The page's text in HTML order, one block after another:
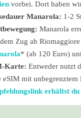
vorbei. Dort haben
Manarola: 1-2
Manarola
Zug ab
* (ab 120 Euro)
Karte: Entweder nutzt
eSIM mit
erhältst